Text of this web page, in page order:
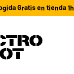
Gratis en tienda 1h